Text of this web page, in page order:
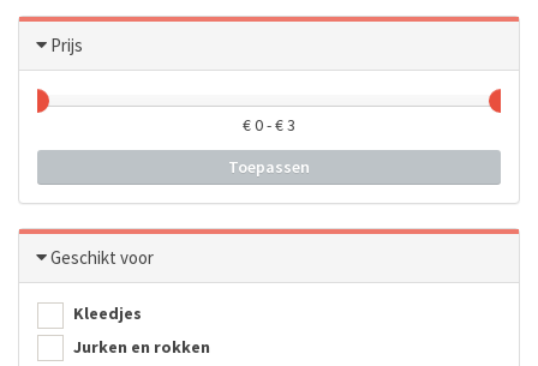
Prijs
€0- €3
Toepassen
Geschikt voor
Kleedjes
Jurken en rokken